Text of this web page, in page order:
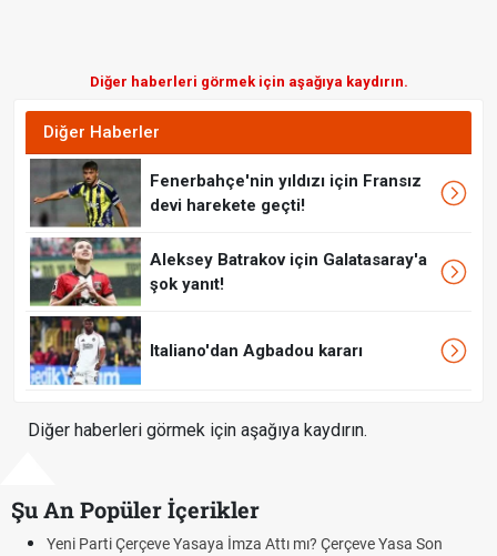
Diğer haberleri görmek için aşağıya kaydırın.
Diğer Haberler
Fenerbahçe'nin yıldızı için Fransız
devi harekete geçti!
Aleksey Batrakov için Galatasaray'a
şok yanıt!
Italiano'dan Agbadou kararı
Diğer haberleri görmek için aşağıya kaydırın.
Şu An Popüler İçerikler
Yasaya İmza Attı mı? Çerçeve Yasa Son
Hafta Sonları